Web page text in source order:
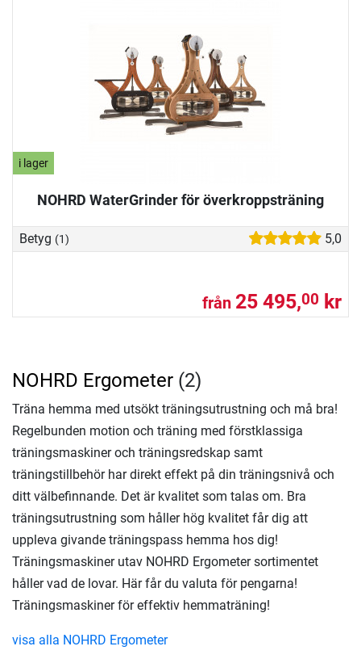
i lager
NOHRD WaterGrinder för överkroppsträning
Betyg (1) 5,0
från 25 495,00 kr
NOHRD Ergometer (2)
Träna hemma med utsökt träningsutrustning och må bra!
Regelbunden motion och träning med förstklassiga
träningsmaskiner och träningsredskap samt
träningstillbehör har direkt effekt på din träningsnivå och
ditt välbefinnande. Det är kvalitet som talas om. Bra
träningsutrustning som håller hög kvalitet får dig att
uppleva givande träningspass hemma hos dig!
Träningsmaskiner utav NOHRD Ergometer sortimentet
håller vad de lovar. Här får du valuta för pengarna!
Träningsmaskiner för effektiv hemmaträning!
visa alla NOHRD Ergometer